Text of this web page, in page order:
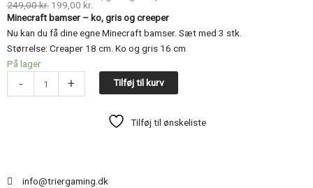
249,00kr. Den
oprindelige
pris
var:
249,00 kr..
199,00 kr. Den
aktuelle
pris
er:
Minecraft bamser – ko, gris og creeper
Nu kan du få dine egne Minecraft bamser. Sæt med 3 stk.
Størrelse: Creaper 18 cm. Ko og gris 16 cm
På lager
-
Minecraft
-
+ Tilføj til kurv
Tilføj til ønskeliste
info@triergaming.dk